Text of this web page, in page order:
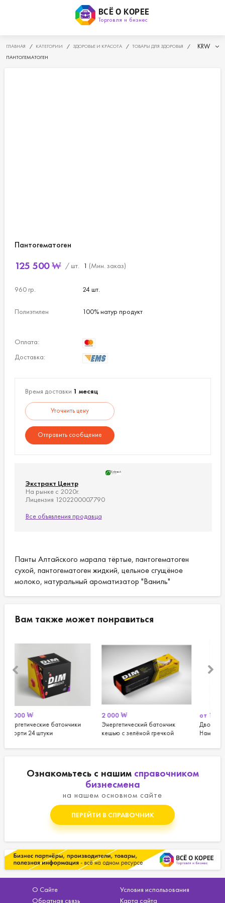
ВСЁ О КОРЕЕ
Торговля и бизнес
ГЛАВНАЯ / КАТЕГОРИИ / ЗДОРОВЬЕ И КРАСОТА / ТОВАРЫ ДЛЯ ЗДОРОВЬЯ
/
ПАНТОГЕМАТОГЕН
KRW
Пантогематоген
125 500 ₩ / шт. 1 (Мин. заказ)
960 гр. 24 шт.
Полиэтилен 100% натур продукт
Оплата:
Доставка:
Время доставки 1 месяц
Уточнить цену
Отправить сообщение
Экстракт Центр
На рынке с 2020г.
Лицензия 1202200007790
Все объявления продавца
Панты Алтайского марала тёртые, пантогематоген
сухой, пантогематоген жидкий, цельное сгущёное
молоко, натуральный ароматизатор "Ваниль"
Вам также может понравиться
Энергетический батончик
кешью с зелёной гречкой
Двойной латте Лукас 9 от
Намьянг
Ознакомьтесь с нашим справочником
бизнесмена
на нашем основном сайте
ПЕРЕЙТИ В СПРАВОЧНИК
О Сайте
Условия использования
Обратная связь
Карта сайта